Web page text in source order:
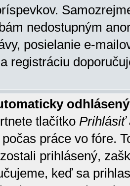
nedostupným
posielanie e-
registráciu
tlačítko Prihlásiť
práce vo fóre.
prihlásený,
keď sa